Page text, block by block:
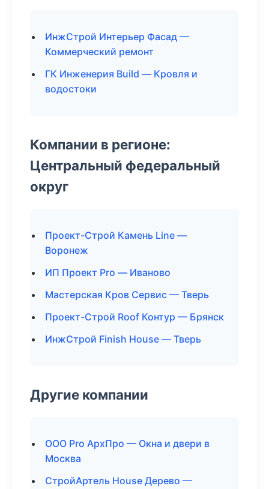
ИнжСтрой Интерьер Фасад —
Коммерческий ремонт
ГК Инженерия Build — Кровля и
водостоки
Компании в регионе:
Центральный федеральный
округ
Проект-Строй Камень Line —
Воронеж
ИП Проект Pro — Иваново
Мастерская Кров Сервис — Тверь
Проект-Строй Roof Контур — Брянск
ИнжСтрой Finish House — Тверь
Другие компании
ООО Pro АрхПро — Окна и двери в
Москва
СтройАртель House Дерево —